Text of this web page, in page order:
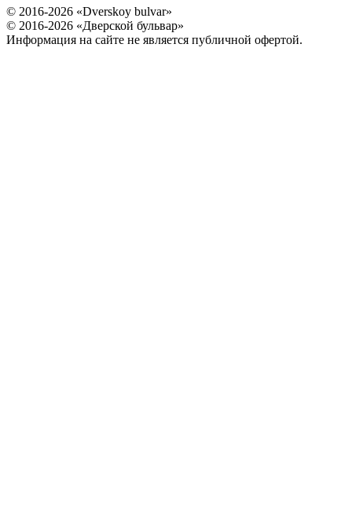
© 2016-2026 «Dverskoy bulvar»
© 2016-2026 «Дверской бульвар»
Информация на сайте не является публичной офертой.